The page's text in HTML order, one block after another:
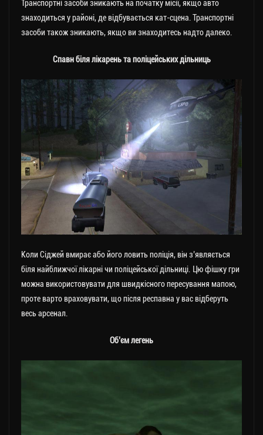
Транспортні засоби зникають на початку місії, якщо авто
знаходиться у районі, де відбувається кат-сцена. Транспортні
засоби також зникають, якщо ви знаходитесь надто далеко.
Спавн біля лікарень та поліцейських дільниць
Коли Сіджей вмирає або його ловить поліція, він з’являється
біля найближчої лікарні чи поліцейської дільниці. Цю фішку гри
можна використовувати для швидкісного пересування мапою,
проте варто враховувати, що після респавна у вас відберуть
весь арсенал.
Об’єм легень